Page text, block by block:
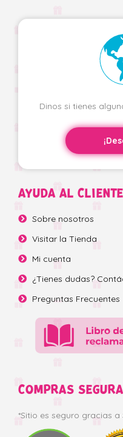
Dinos si tienes
AYUDA AL
Sobre nosotros
Visitar la Tienda
Mi cuenta
¿Tienes dudas?
Preguntas Frecuentes
COMPRAS
*Sitio es seguro gracias a